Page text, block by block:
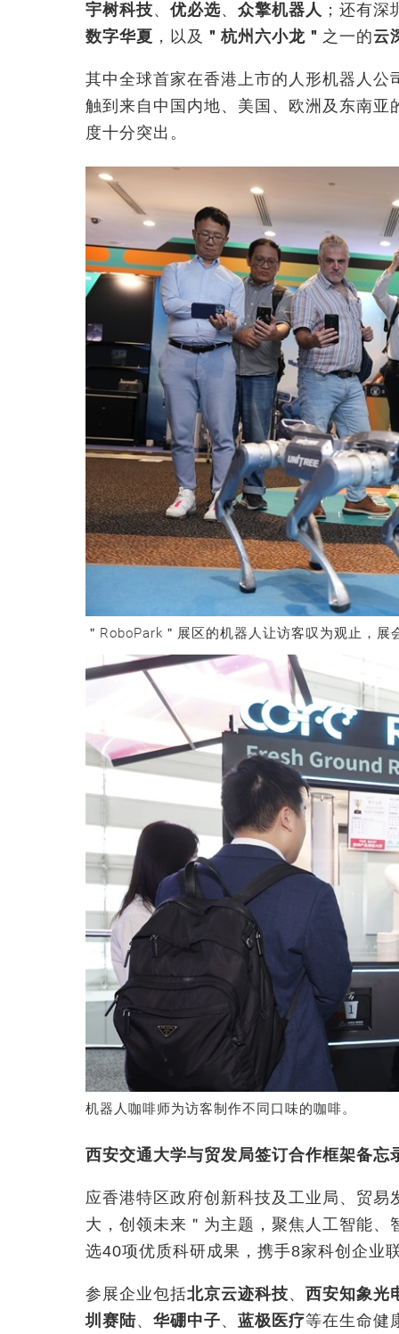
宇树科技、 优必选、 众擎机器人 ；还有深
数字华夏 ，以及 ＂杭州六小龙＂ 之一的云
其中全球首家在香港上市的人形机器人
触到来自中国内地、美国、欧洲及东南
度十分突出。
＂RoboPark＂展区的机器人让访客叹为观止，
机器人咖啡师为访客制作不同口味的咖啡。
西安交通大学与贸发局签订合作框架备忘
应香港特区政府创新科技及工业局、贸
大，创领未来＂为主题，聚焦人工智能
选40项优质科研成果，携手8家科创企业
参展企业包括北京云迹科技、 西安知象光
圳赛陆、 华硼中子、 蓝极医疗等在生命健